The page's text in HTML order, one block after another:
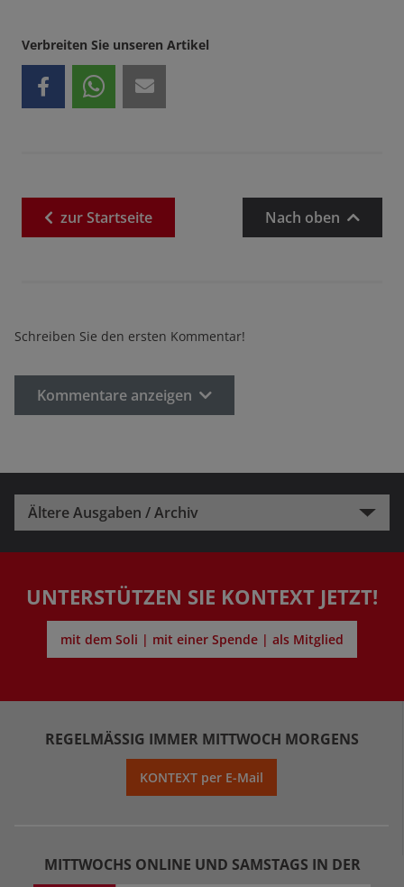
Verbreiten Sie unseren Artikel
zurStartseite Nach oben
Schreiben Sie den ersten Kommentar!
Kommentare anzeigen
Ältere Ausgaben / Archiv
UNTERSTÜTZEN SIE KONTEXT JETZT!
mit dem Soli | mit einer Spende | als Mitglied
REGELMÄSSIG IMMER MITTWOCH MORGENS
KONTEXT per E-Mail
MITTWOCHS ONLINE UND SAMSTAGS IN DER